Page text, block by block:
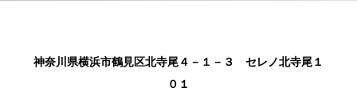
神奈川県横浜市鶴見区北寺尾４－１－３ セレノ北寺尾１
０１